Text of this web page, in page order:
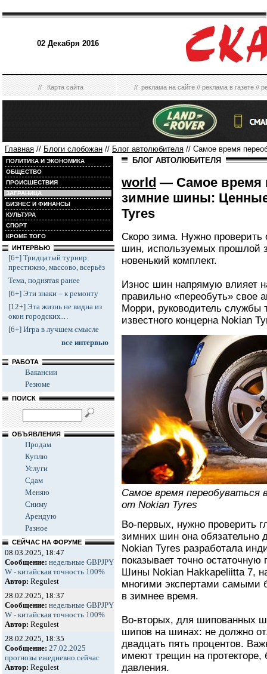
02 Декабря 2016
//Карта сайта //реклама на сайте//реклама в газете//
Главная // Блоги слобожан // Блог автолюбителя // Самое время
ПОЛИТИКА И ЭКОНОМИКА
ОБЩЕСТВО
ПРОИСШЕСТВИЯ
ЗАГРАНИЦА
БИЗНЕС И ФИНАНСЫ
КУЛЬТУРА
СПОРТ
КРОМЕ ТОГО
ИНТЕРВЬЮ
[6+] Тридцатый турнир:
престижно, массово, всерьёз
Тема, поднятая ранее
[6+] Эти знаки – к ремонту
[12+] Эта жизнь не видна из
окон городских…
[6+] Игра в лучшем смысле
все интервью
РАБОТА
Вакансии
Резюме
ПОИСК
ОБЪЯВЛЕНИЯ
Продам
Куплю
Услуги
Сдам
Меняю
Сниму
Арендую
Разное
СЕЙЧАС НА ФОРУМЕ
08.03.2025, 18:47
Сообщение: недельные GBPJPY
W - китайская точность 100%
Автор: Regulest
28.02.2025, 18:37
Сообщение: недельные GBPJPY
W - китайская точность 100%
Автор: Regulest
28.02.2025, 18:35
Сообщение: 27.02.2025
прогнозы ежедневно сейчас
Автор: Regulest
БЛОГ АВТОЛЮБИТЕЛЯ
world — Самое время
зимние шины:
Tyres
Скоро зима. Нужно проверить
шин, используемых прошлой
новенький комплект.
Износ шин напрямую влияет
правильно «переобуть» свое
Морри, руководитель службы
известного концерна Nokian
Самое время
от Nokian Tyres
Во-первых, нужно проверить
зимних шин она
Nokian Tyres разработала
показывает точно остаточную
Шины Nokian Hakkapeliitta 7,
многими экспертами самыми
в зимнее время.
Во-вторых, для шипованных
шипов на шинах: не должно
двадцать пять процентов.
имеют трещин на протекторе,
давления.